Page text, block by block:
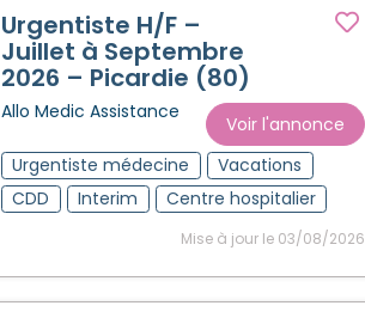
Urgentiste H/F –
Juillet à Septembre
2026 – Picardie (80)
Allo Medic Assistance
Voir l'annonce
Urgentiste médecine
Vacations
CDD
Interim Centre hospitalier
Mise à jour le 03/08/2026